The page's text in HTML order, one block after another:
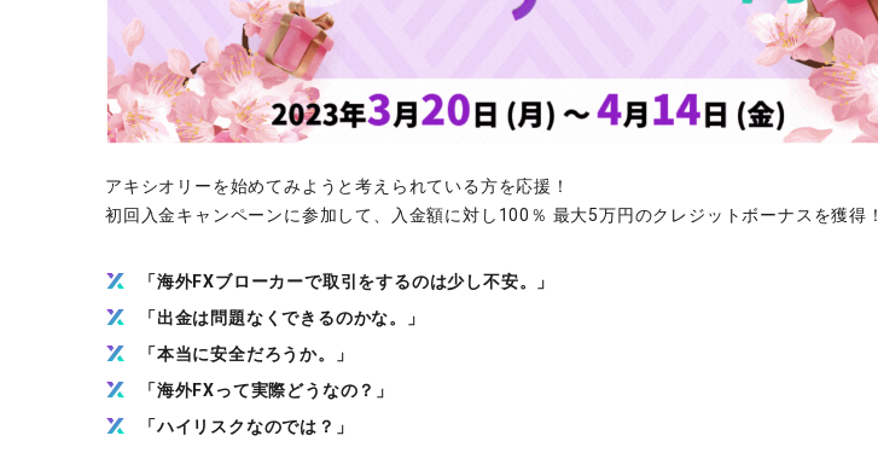
アキシオリーを始めてみようと考えられている方を応援！
初回入金キャンペーンに参加して、入金額に対し100％ 最大5万円のクレジットボーナスを獲得！
「海外FXブローカーで取引をするのは少し不安。」
「出金は問題なくできるのかな。」
「本当に安全だろうか。」
「海外FXって実際どうなの？」
「ハイリスクなのでは？」